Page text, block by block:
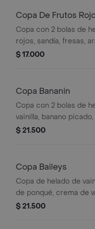
Copa De Frutos
Copa con 2 bolas de
rojos, sandía, fresas,
crema.
$ 17.000
Copa Bananin
Copa con 2 bolas de
vainilla, banano
de chocolate, crema y
$ 21.500
Copa Baileys
Copa de helado de
de ponqué, crema de
decoración.
$ 21.500